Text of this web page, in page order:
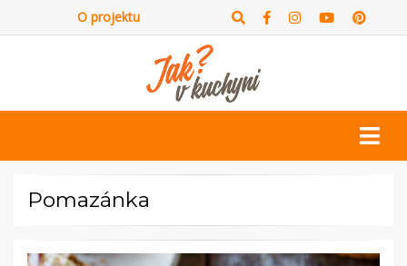
O projektu
Pomazánka